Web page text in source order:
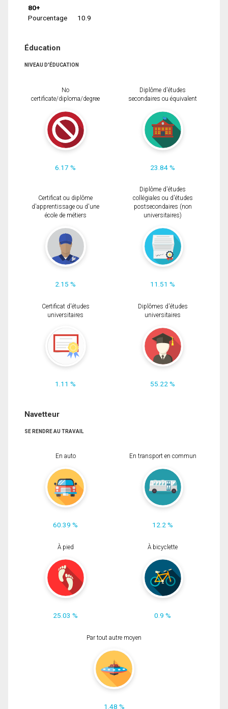
80+
Pourcentage
10.9
Éducation
NIVEAU D'ÉDUCATION
No
certificate/diploma/degree
6.17 %
Diplôme d'études
secondaires ou équivalent
23.84 %
Certificat ou diplôme
d'apprentissage ou d'une
école de métiers
2.15 %
Diplôme d'études
collégiales ou d'études
postsecondaires (non
universitaires)
11.51 %
Certificat d'études
universitaires
1.11 %
Diplômes d'études
universitaires
55.22 %
Navetteur
SE RENDRE AU TRAVAIL
En auto
60.39 %
En transport en commun
12.2 %
À pied
25.03 %
À bicyclette
0.9 %
Par tout autre moyen
1.48 %